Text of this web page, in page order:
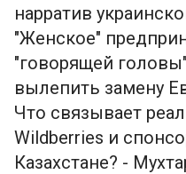
нарратив
"Женское"
"говорящей
вылепить замену
Что связывает
Wildberries и
Казахстане? -